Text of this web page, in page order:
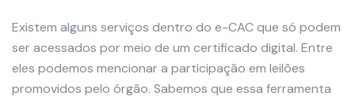
Existem alguns serviços dentro do e-CAC que só podem
ser acessados por meio de um certificado digital. Entre
eles podemos mencionar a participação em leilões
promovidos pelo órgão. Sabemos que essa ferramenta